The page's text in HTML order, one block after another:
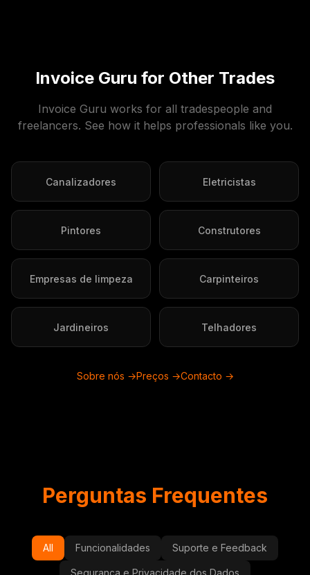
Invoice Guru for Other Trades
Invoice Guru works for all tradespeople and
freelancers. See how it helps professionals like you.
Canalizadores Eletricistas
Pintores Construtores
Empresas de limpeza Carpinteiros
Jardineiros Telhadores
Sobre nós →Preços →Contacto →
Perguntas Frequentes
All Funcionalidades Suporte e Feedback
Segurança e Privacidade dos Dados